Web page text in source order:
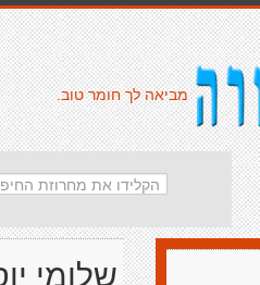
מביאה לך חומר טוב.
שלומי